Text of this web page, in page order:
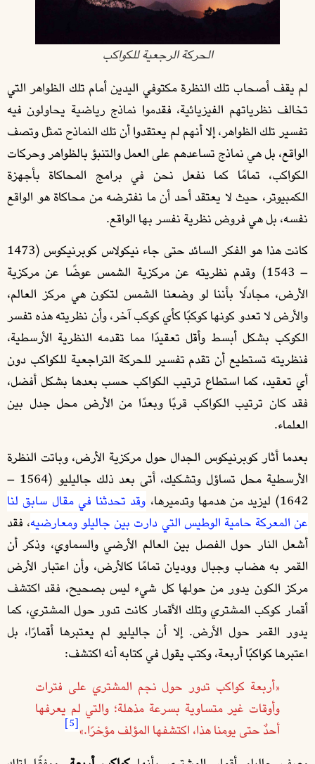
الحركة الرجعية للكواكب
لم يقف أصحاب تلك النظرة مكتوفي اليدين أمام تلك الظواهر التي
تخالف نظرياتهم الفيزيائية، فقدموا نماذج رياضية يحاولون فيه
تفسير تلك الظواهر، إلا أنهم لم يعتقدوا أن تلك النماذح تمثل وتصف
الواقع، بل هي نماذج تساعدهم على العمل والتنبؤ بالظواهر وحركات
الكواكب، تمامًا كما نفعل نحن في برامج المحاكاة بأجهزة
الكمبيوتر، حيث لا يعتقد أحد أن ما نفترضه من محاكاة هو الواقع
نفسه، بل هي فروض نظرية نفسر بها الواقع.
كانت هذا هو الفكر السائد حتى جاء نيكولاس كوبرنيكوس (1473
– 1543) وقدم نظريته عن مركزية الشمس عوضًا عن مركزية
الأرض، مجادلًا بأننا لو وضعنا الشمس لتكون هي مركز العالم،
والأرض لا تعدو كونها كوكبًا كأي كوكب آخر، وأن نظريته هذه تفسر
الكوكب بشكل أبسط وأقل تعقيدًا مما تقدمه النظرية الأرسطية،
فنظريته تستطيع أن تقدم تفسير للحركة التراجعية للكواكب دون
أي تعقيد، كما استطاع ترتيب الكواكب حسب بعدها بشكل أفضل،
فقد كان ترتيب الكواكب قربًا وبعدًا من الأرض محل جدل بين
العلماء.
بعدما أثار كوبرنيكوس الجدال حول مركزية الأرض، وباتت النظرة
الأرسطية محل تساؤل وتشكيك، أتى بعد ذلك جاليليو (1564 –
1642) ليزيد من هدمها وتدميرها،
وقد تحدثنا في مقال سابق لنا
عن المعركة حامية الوطيس التي دارت بين جاليلو ومعارضيه، فقد
أشعل النار حول الفصل بين العالم الأرضي والسماوي، وذكر أن
القمر به هضاب وجبال ووديان تمامًا كالأرض، وأن اعتبار الأرض
مركز الكون يدور من حولها كل شيء ليس بصحيح، فقد اكتشف
أقمار كوكب المشتري وتلك الأقمار كانت تدور حول المشتري، كما
يدور القمر حول الأرض. إلا أن جاليليو لم يعتبرها أقمارًا، بل
اعتبرها كواكبًا أربعة، وكتب يقول في كتابه أنه اكتشف:
«أربعة كواكب تدور حول نجم المشتري على فترات
وأوقات غير متساوية بسرعة مذهلة؛ والتي لم يعرفها
أحدٌ حتى يومنا هذا، اكتشفها المؤلف مؤخرًا.»[5]